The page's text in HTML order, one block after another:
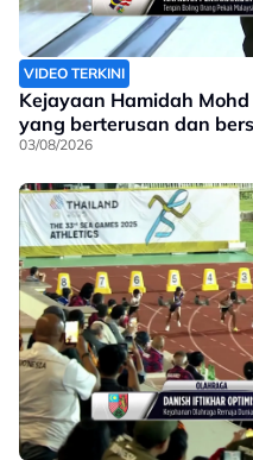
VIDEO TERKINI
Kejayaan Hamidah
yang berterusan dan
03/08/2026